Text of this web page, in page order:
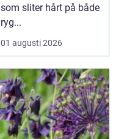
som sliter hårt på både
ryg...
01 augusti 2026